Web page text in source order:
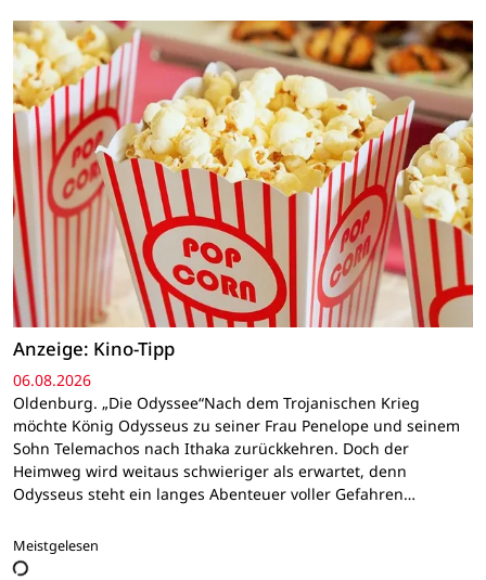
Anzeige: Kino-Tipp
06.08.2026
Oldenburg. „Die Odyssee“Nach dem Trojanischen Krieg
möchte König Odysseus zu seiner Frau Penelope und seinem
Sohn Telemachos nach Ithaka zurückkehren. Doch der
Heimweg wird weitaus schwieriger als erwartet, denn
Odysseus steht ein langes Abenteuer voller Gefahren…
Meistgelesen